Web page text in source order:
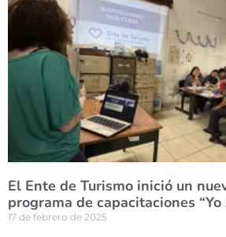
El Ente de Turismo inició un
programa de capacitaciones
17 de febrero de 2025